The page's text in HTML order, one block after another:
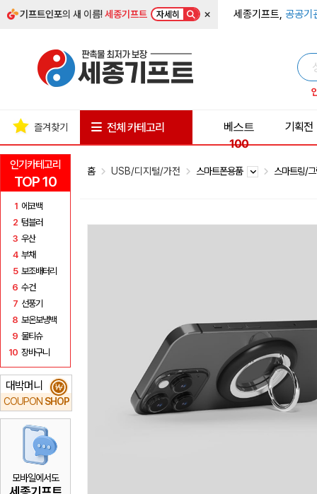
기프트인포의 새 이름!세종기프트 자세히 × 세종기프트, 공공기
인기카테고리
TOP 10
1 에코백
2 텀블러
3 우산
4 부채
5 보조배터리
6 수건
7 선풍기
8 보온보냉백
9 물티슈
10 장바구니
대박머니
COUPON SHOP
₩
모바일에서도
즐겨찾기 전체 카테고리
베스트
100
기획전
홈 USB/디지털/가전 스마트폰용품 스마트링/